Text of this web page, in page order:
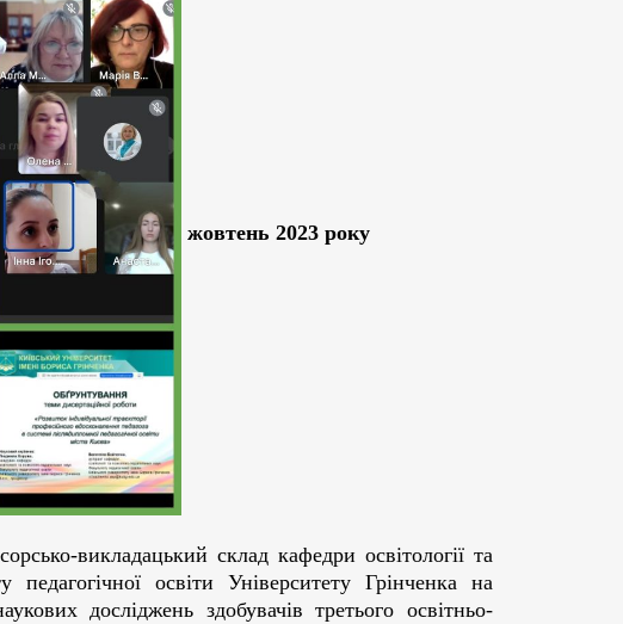
жовтень 2023 року
викладацький склад кафедри освітології та
педагогічної освіти Університету Грінченка на
досліджень здобувачів третього освітньо-